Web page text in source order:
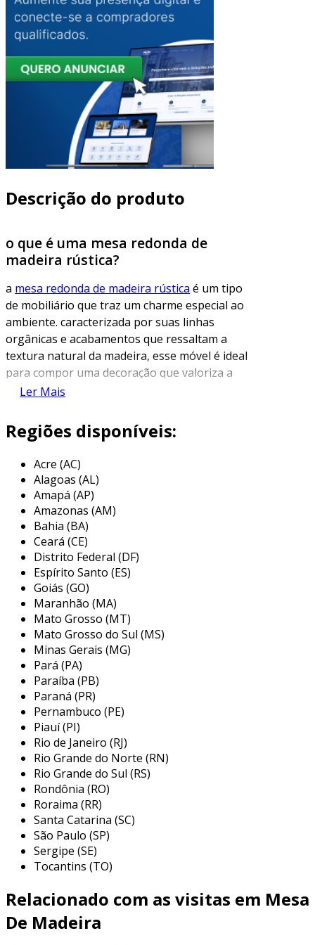
Descrição do produto
o que é uma mesa redonda de
madeira rústica?
a mesa redonda de madeira rústica é um tipo
de mobiliário que traz um charme especial ao
ambiente. caracterizada por suas linhas
orgânicas e acabamentos que ressaltam a
textura natural da madeira, esse móvel é ideal
para compor uma decoração que valoriza a
simplicidade e a conexão com a natureza. além
arredondadas promovem uma atmosfera mais
acolhedora e interativa entre os convidados.
esse tipo de mesa é frequentemente fabricado
a partir de madeiras maciças, como carvalho,
pinho ou cedro, proporcionando resistência e
durabilidade. o acabamento geralmente
preserva as imperfeições naturais da madeira,
como nó e veios, enfatizando seu caráter
rústico e único. assim, cada mesa produzida é
uma peça singular, refletindo o estilo particular
do material utilizado.
principais aplicações da mesa
redonda de madeira rústica
a versatilidade da mesa redonda de madeira
rústica a torna perfeita para diversas
aplicações em ambientes residenciais e
comerciais. ela pode ser utilizada tanto em
áreas internas quanto externas, adaptando-se
facilmente a diferentes estilos de decoração.
entre os locais onde esse tipo de mesa é
comumente empregado, destacam-se:
sala de jantar:proporciona um espaço
aconchegante para refeições em família e
reuniões com amigos, permitindo uma
interação mais próxima entre os
convidados.
cozinha:ideal para ambientes de
refeições informais, a mesa redonda
Ler Mais
Regiões disponíveis:
Acre (AC)
Alagoas (AL)
Amapá (AP)
Amazonas (AM)
Bahia (BA)
Ceará (CE)
Distrito Federal (DF)
Espírito Santo (ES)
Goiás (GO)
Maranhão (MA)
Mato Grosso (MT)
Mato Grosso do Sul (MS)
Minas Gerais (MG)
Pará (PA)
Paraíba (PB)
Paraná (PR)
Pernambuco (PE)
Piauí (PI)
Rio de Janeiro (RJ)
Rio Grande do Norte (RN)
Rio Grande do Sul (RS)
Rondônia (RO)
Roraima (RR)
Santa Catarina (SC)
São Paulo (SP)
Sergipe (SE)
Tocantins (TO)
Relacionado com as visitas em Mesa
De Madeira